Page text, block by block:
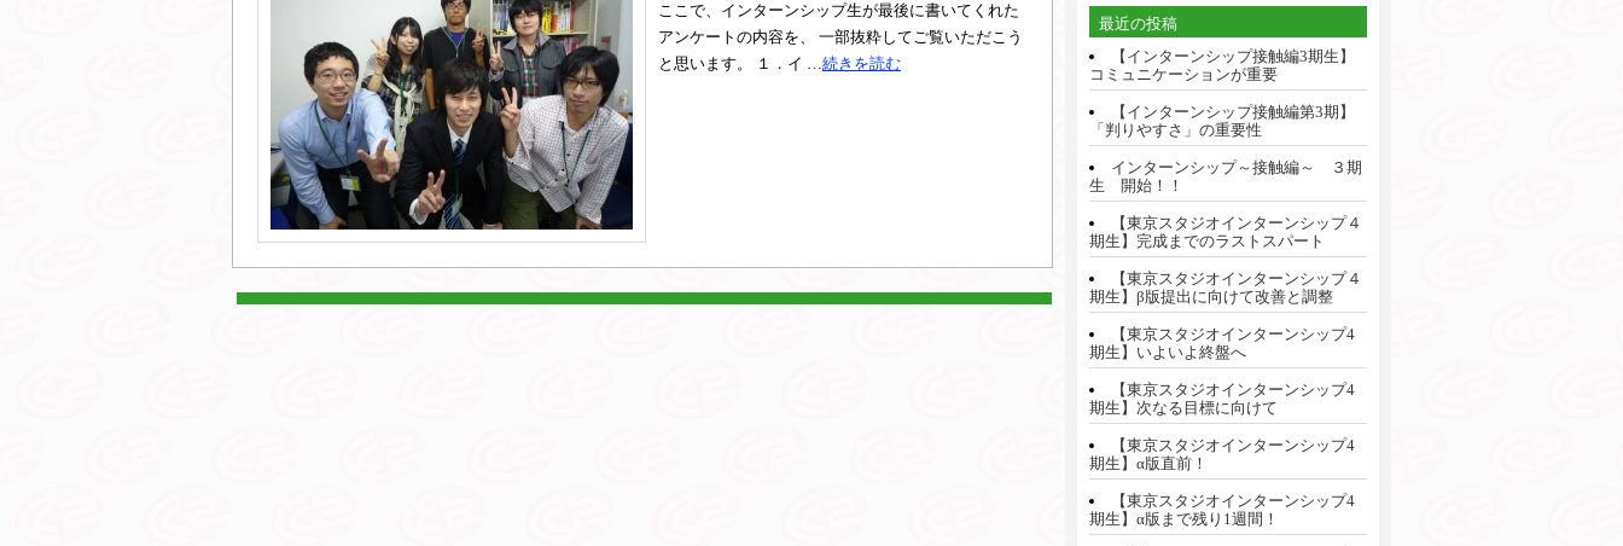
ここで、インターンシップ生が最後に書いてくれた
アンケートの内容を、 一部抜粋してご覧いただこう
と思います。 １．イ …続きを読む
最近の投稿
【インターンシップ接触編3期生】
コミュニケーションが重要
【インターンシップ接触編第3期】
「判りやすさ」の重要性
インターンシップ～接触編～ ３期
生 開始！！
【東京スタジオインターンシップ４
期生】完成までのラストスパート
【東京スタジオインターンシップ４
期生】β版提出に向けて改善と調整
【東京スタジオインターンシップ4
期生】いよいよ終盤へ
【東京スタジオインターンシップ4
期生】次なる目標に向けて
【東京スタジオインターンシップ4
期生】α版直前！
【東京スタジオインターンシップ4
期生】α版まで残り1週間！